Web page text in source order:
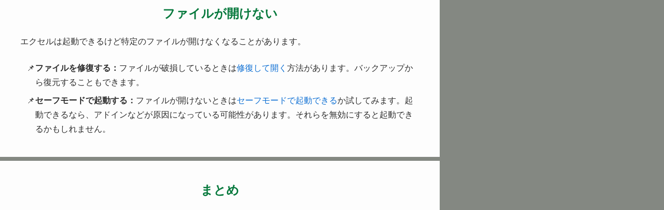
ファイルが開けない
エクセルは起動できるけど特定のファイルが開けなくなることがあります。
ファイルを修復する： ファイルが破損しているときは修復して開く 方法があります。バックアップか
ら復元することもできます。
セーフモードで起動する： ファイルが開けないときはセーフモードで起動できるか試してみます。起
動できるなら、アドインなどが原因になっている可能性があります。それらを無効にすると起動でき
るかもしれません。
まとめ